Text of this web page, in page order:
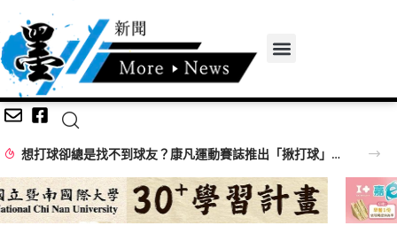
想打球卻總是找不到球友？康凡運動賽誌推出「揪打球」 揪團成功再抽限定好禮